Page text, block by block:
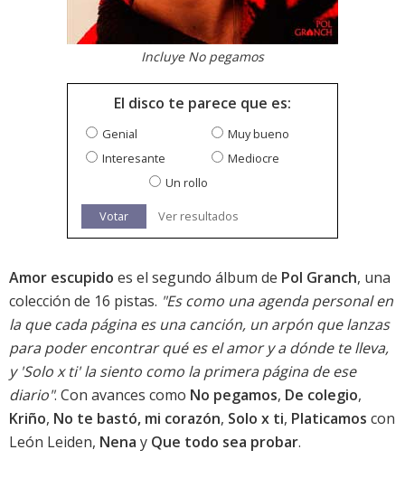
Incluye No pegamos
El disco te parece que es:
Genial
Muy bueno
Interesante
Mediocre
Un rollo
Votar Ver resultados
Amor escupido es el segundo álbum de Pol Granch, una
colección de 16 pistas. "Es como una agenda personal en
la que cada página es una canción, un arpón que lanzas
para poder encontrar qué es el amor y a dónde te lleva,
y 'Solo x ti' la siento como la primera página de ese
diario". Con avances como No pegamos, De colegio,
Kriño, No te bastó, mi corazón, Solo x ti, Platicamos con
León Leiden, Nena y Que todo sea probar.